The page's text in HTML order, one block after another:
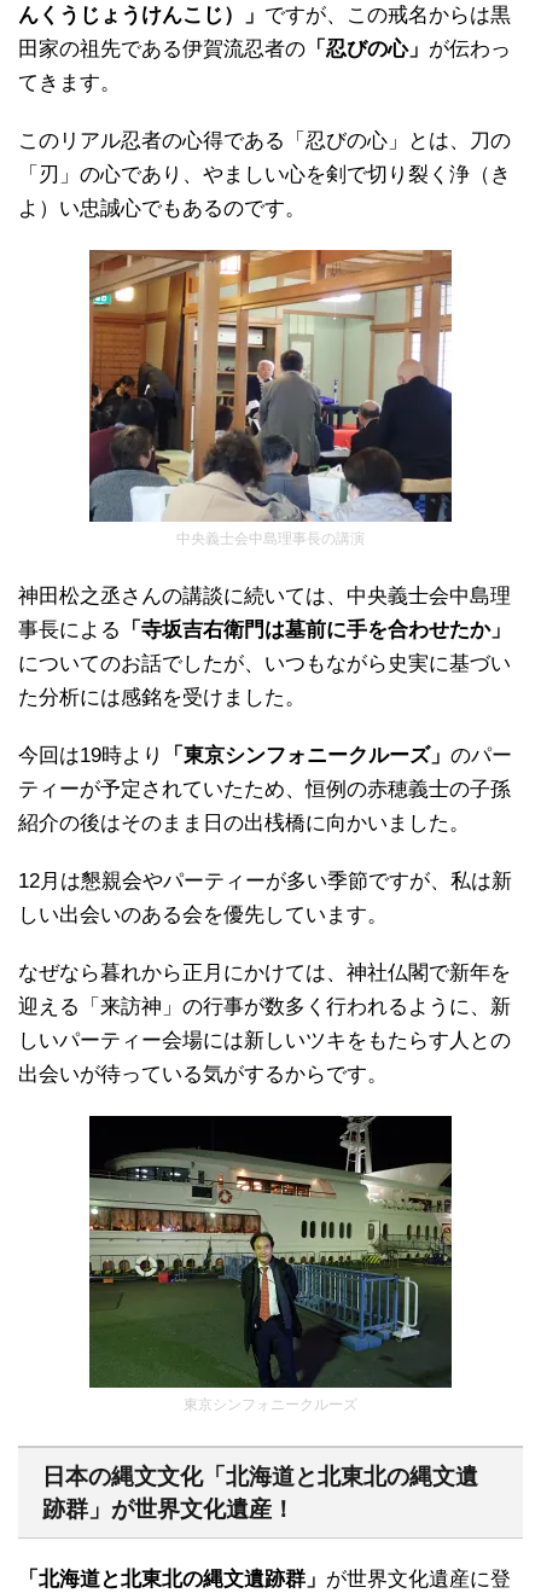
んくうじょうけんこじ）」 ですが、この戒名からは黒
田家の祖先である伊賀流忍者の 「忍びの心」 が伝わっ
てきます。
このリアル忍者の心得である「忍びの心」とは、刀の
「刃」の心であり、やましい心を剣で切り裂く浄（き
よ）い忠誠心でもあるのです。
中央義士会中島理事長の講演
神田松之丞さんの講談に続いては、中央義士会中島理
事長による
「寺坂吉右衛門は墓前に手を合わせたか」
についてのお話でしたが、いつもながら史実に基づい
た分析には感銘を受けました。
今回は19時より 「東京シンフォニークルーズ」 のパー
ティーが予定されていたため、恒例の赤穂義士の子孫
紹介の後はそのまま日の出桟橋に向かいました。
12月は懇親会やパーティーが多い季節ですが、私は新
しい出会いのある会を優先しています。
なぜなら暮れから正月にかけては、神社仏閣で新年を
迎える「来訪神」の行事が数多く行われるように、新
しいパーティー会場には新しいツキをもたらす人との
出会いが待っている気がするからです。
東京シンフォニークルーズ
日本の縄文文化「北海道と北東北の縄文遺
跡群」が世界文化遺産！
「北海道と北東北の縄文遺跡群」 が世界文化遺産に登